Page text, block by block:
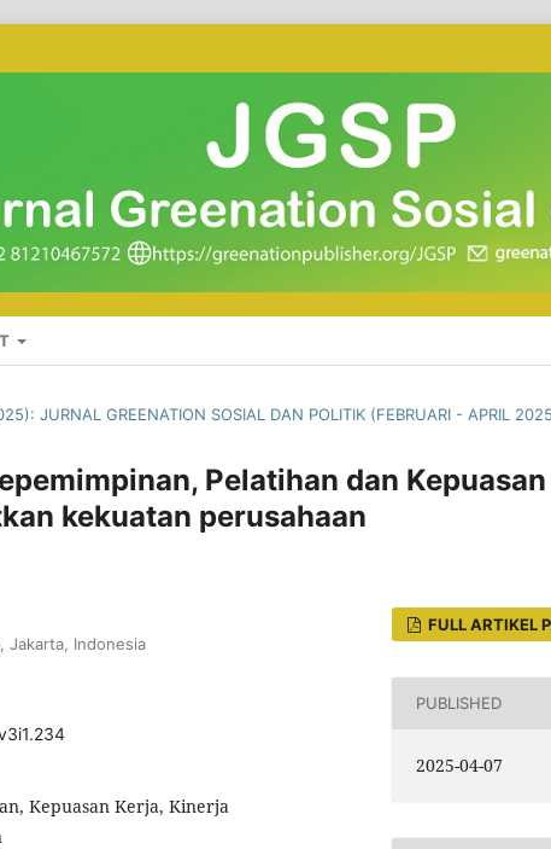
JURNAL GREENATION SOSIAL DAN POLITIK (FEBRUARI - APRIL
Pelatihan dan
kekuatan perusahaan
Jakarta, Indonesia
Kepuasan Kerja, Kinerja
FULL ARTIKEL
PUBLISHED
2025-04-07